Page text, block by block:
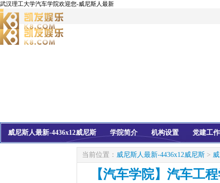
武汉理工大学汽车学院欢迎您-威尼斯人最新
威尼斯人最新-4436x12威尼斯 学院简介 机构设置 党建工作
当前位置： 威尼斯人最新-4436x12威尼斯 >
【汽车学院】汽车工